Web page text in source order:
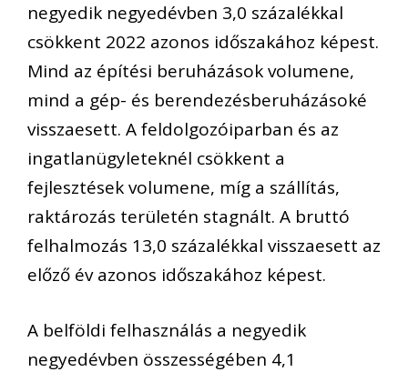
negyedik negyedévben 3,0 százalékkal
csökkent 2022 azonos időszakához képest.
Mind az építési beruházások volumene,
mind a gép- és berendezésberuházásoké
visszaesett. A feldolgozóiparban és az
ingatlanügyleteknél csökkent a
fejlesztések volumene, míg a szállítás,
raktározás területén stagnált. A bruttó
felhalmozás 13,0 százalékkal visszaesett az
előző év azonos időszakához képest.
A belföldi felhasználás a negyedik
negyedévben összességében 4,1